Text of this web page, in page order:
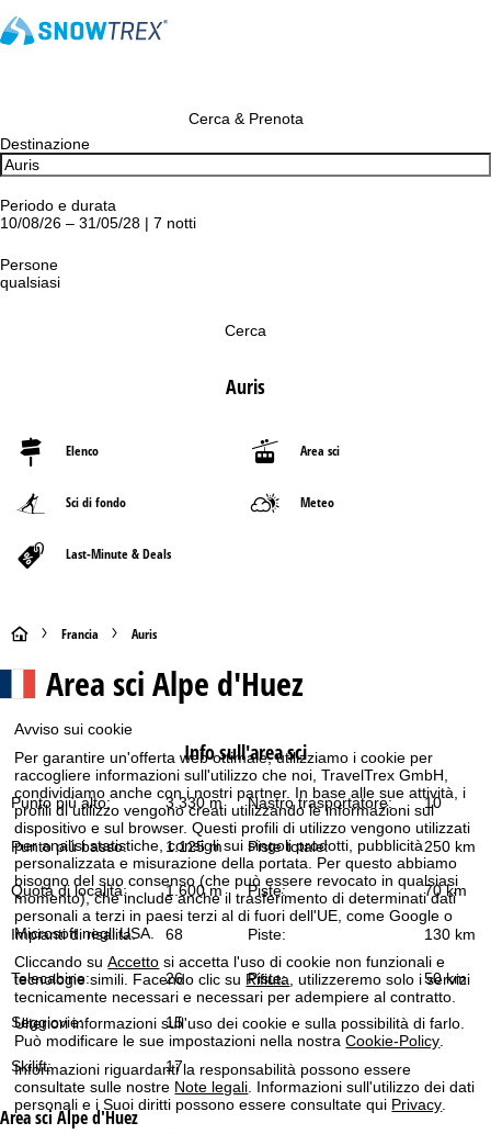
Avviso sui cookie
Per garantire un'offerta web ottimale, utilizziamo i cookie per
raccogliere informazioni sull'utilizzo che noi, TravelTrex GmbH,
condividiamo anche con i nostri partner. In base alle sue attività, i
profili di utilizzo vengono creati utilizzando le informazioni sul
dispositivo e sul browser. Questi profili di utilizzo vengono utilizzati
per analisi statistiche, consigli sui singoli prodotti, pubblicità
personalizzata e misurazione della portata. Per questo abbiamo
bisogno del suo consenso (che può essere revocato in qualsiasi
momento), che include anche il trasferimento di determinati dati
personali a terzi in paesi terzi al di fuori dell'UE, come Google o
Microsoft negli USA.
Cliccando suAccetto si accetta l'uso di cookie non funzionali e
tecnologie simili. Facendo clic su Rifiuta , utilizzeremo solo i servizi
tecnicamente necessari e necessari per adempiere al contratto.
Ulteriori informazioni sull'uso dei cookie e sulla possibilità di farlo.
Può modificare le sue impostazioni nella nostraCookie-Policy.
Informazioni riguardanti la responsabilità possono essere
consultate sulle nostre Note legali. Informazioni sull'utilizzo dei dati
personali e i Suoi diritti possono essere consultate qui Privacy.
Cerca & Prenota
Destinazione
Periodo e durata
10/08/26 – 31/05/28 | 7 notti
Persone
qualsiasi
Cerca
Auris
Elenco Area sci
Sci di fondo Meteo
Last-Minute & Deals
H
m
e
p
a
g
e
Francia Auris
Area sciAlpe d'Huez
Info sull'area sci
Punto più alto: 3.330 m Nastro trasportatore: 10
Punto più basso: 1.125 m Piste totale: 250 km
Quota di località: 1.600 m Piste: 70 km
Impianti di risalita: 68 Piste: 130 km
Telecabine: 26 Piste: 50 km
Seggiovie: 15
Skilift: 17
Area sciAlpe d'Huez